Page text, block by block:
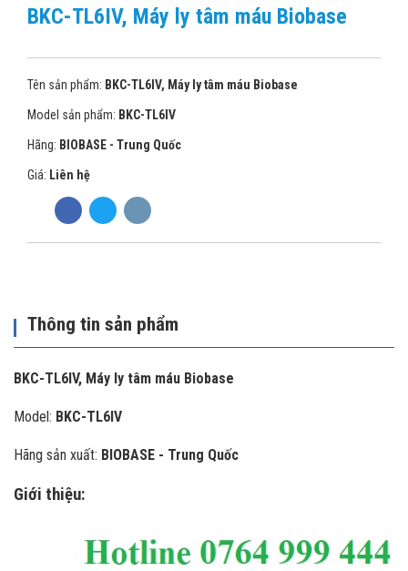
BKC-TL6IV, Máy ly tâm máu Biobase
Tên sản phẩm: BKC-TL6IV, Máy ly tâm máu Biobase
Model sản phẩm: BKC-TL6IV
Hãng: BIOBASE - Trung Quốc
Giá: Liên hệ
Thông tin sản phẩm
BKC-TL6IV, Máy ly tâm máu Biobase
Model: BKC-TL6IV
Hãng sản xuất: BIOBASE - Trung Quốc
Giới thiệu: